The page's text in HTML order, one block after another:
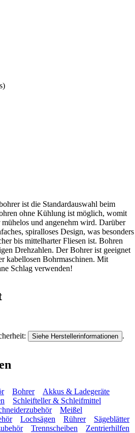
ist die Standardauswahl beim
ohne Kühlung ist möglich, womit
und angenehm wird. Darüber
spiralloses Design, was besonders
bis mittelharter Fliesen ist. Bohren
Drehzahlen. Der Bohrer ist geeignet
kabellosen Bohrmaschinen. Mit
Schlag verwenden!
Siehe Herstellerinformationen .
Bohrer
Akkus & Ladegeräte
Schleifteller & Schleifmittel
Meißel
Lochsägen Rührer
Sägeblätter
Trennscheiben Zentrierhilfen